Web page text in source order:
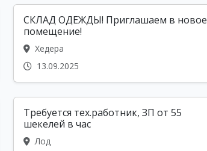
СКЛАД ОДЕЖДЫ! Приглашаем в новое
помещение!
Хедера
13.09.2025
Требуется тех.работник, ЗП от 55
шекелей в час
Лод